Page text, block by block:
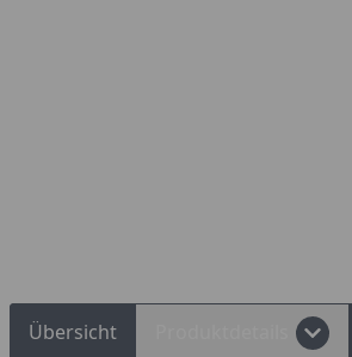
Übersicht